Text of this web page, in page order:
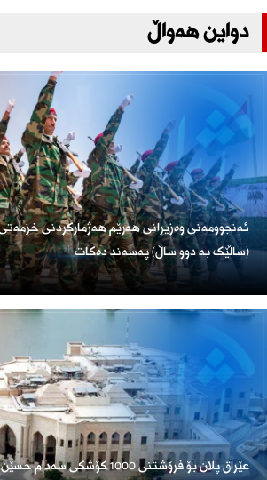
دواین هەواڵ
ئەنجوومەنی وەزیرانی هەرێم هەژمارکردنی
(ساڵێک بە دوو ساڵ) پەسەند دەکات
عێراق پلان بۆ فرۆشتنی 1000 کۆشکی سەدام حسێن دادەنێت